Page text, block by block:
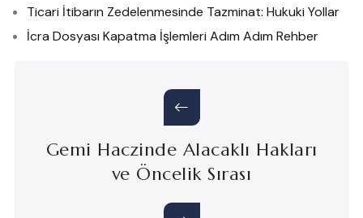
Ticari İtibarın Zedelenmesinde Tazminat: Hukuki Yollar
İcra Dosyası Kapatma İşlemleri Adım Adım Rehber
Gemi Haczinde Alacaklı Hakları
ve Öncelik Sırası